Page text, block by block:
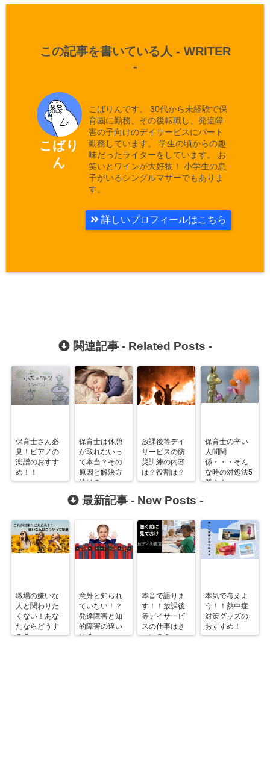
この記事を書いている人 - WRITER
-
こばり
ん
こばりんです。 30代から未経験で保
育園に勤務、その後転職し、発達障
害の子向けのデイサービスにパート
勤務しています。 学生の頃からの趣
味だったライターをしています。 お
笑いとワインが大好物！ 小学生の息
子がいるシングルマザーでもありま
す。
詳しいプロフィールはこちら
関連記事 - Related Posts -
保育士さん必
見！ピアノの
楽譜のおすす
め！！
保育士は休憩
が取れないっ
て本当？その
原因と解決方
法は？
放課後等デイ
サービスの防
災訓練の内容
は？役割は？
保育士の辛い
人間関
係・・・そん
な時の対処法5
選！！
最新記事 - New Posts -
職場の嫌いな
人と関わりた
くない！あな
たならどうす
る？
意外と知られ
ていない！？
発達障害と知
的障害の違い
は？
本音で語りま
す！！放課後
等デイサービ
スの仕事はき
つい？？
本気で考えよ
う！！熱中症
対策グッズの
おすすめ！